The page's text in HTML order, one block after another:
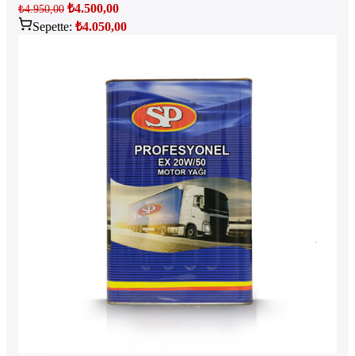
₺4.950,00 ₺4.500,00
Sepette: ₺4.050,00